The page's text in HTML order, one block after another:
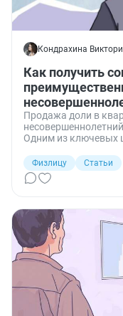
Кондрахина
Как получить
Продажа доли в
Одним из ключевых
покупки доли.
как его получить и
нотариуса.
Физлицу
Статьи